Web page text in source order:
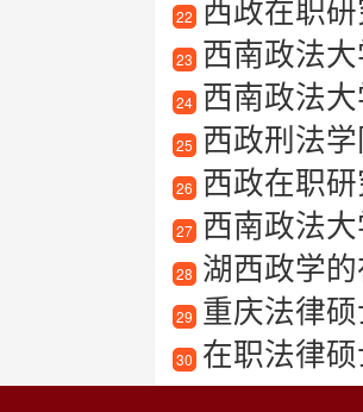
22 西政在职研
23 西南政法大
24 西南政法
25 西政刑法学同
26 西政在职研
27 西南政法
28 湖西政学
29 重庆法律
30 在职法律